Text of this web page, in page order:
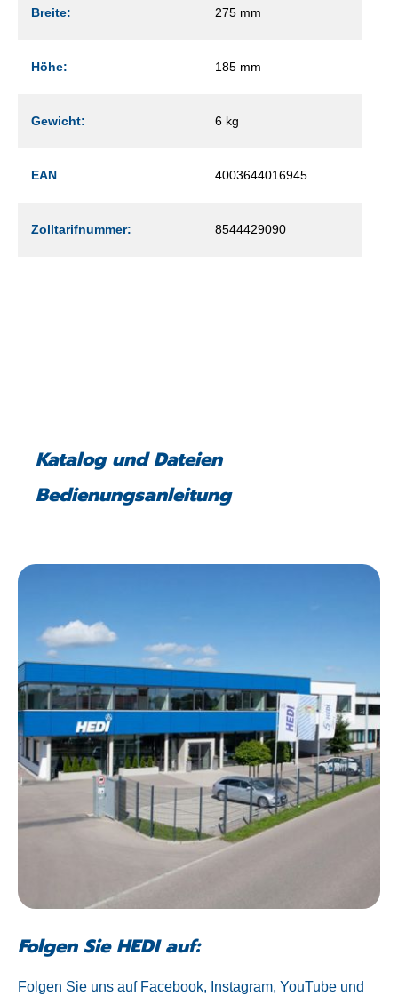
Breite: 275 mm
Höhe: 185 mm
Gewicht: 6 kg
EAN 4003644016945
Zolltarifnummer: 8544429090
Katalog und Dateien
Bedienungsanleitung
Folgen Sie HEDI auf:
Folgen Sie uns auf Facebook, Instagram, YouTube und